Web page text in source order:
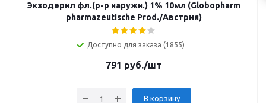
Экзодерил фл.(р-р наружн.) 1% 10мл (Globopharm
pharmazeutische Prod./Австрия)
Доступно для заказа (1855)
791 руб./шт
В корзину